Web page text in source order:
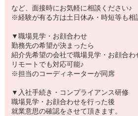
など、面接時にお気軽に相談ください♪
※経験が有る方は土日休み・時短等も相
▼職場見学・お顔合わせ
勤務先の希望が決まったら
紹介先希望の会社で職場見学・お顔合わ
リモートでも対応可能♪
※担当のコーディネーターが同席
▼入社手続き・コンプライアンス研修
職場見学・お顔合わせを行った後
就業意思の確認をさせて頂きます。